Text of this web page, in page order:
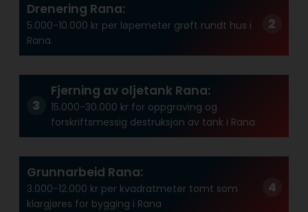
Drenering Rana:
5.000-10.000 kr per løpemeter grøft rundt hus i
Rana.
Fjerning av oljetank Rana:
15.000-30.000 kr for oppgraving og
forskriftsmessig destruksjon av tank i Rana
Grunnarbeid Rana:
3.000-12.000 kr per kvadratmeter tomt som
klargjøres for bygging i Rana